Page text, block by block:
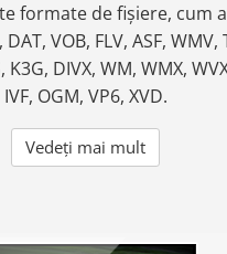
formate de fișiere, cum
VOB, FLV, ASF, WMV,
DIVX, WM, WMX,
IVF, OGM, VP6, XVD.
Vedeți mai mult